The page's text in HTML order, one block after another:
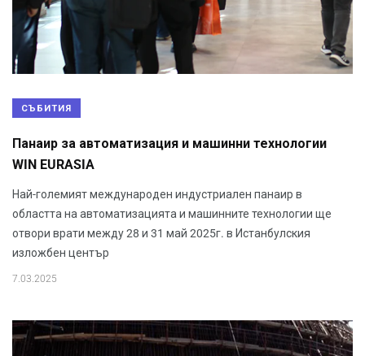
СЪБИТИЯ
Панаир за автоматизация и машинни технологии
WIN EURASIA
Най-големият международен индустриален панаир в
областта на автоматизацията и машинните технологии ще
отвори врати между 28 и 31 май 2025г. в Истанбулския
изложбен център
7.03.2025